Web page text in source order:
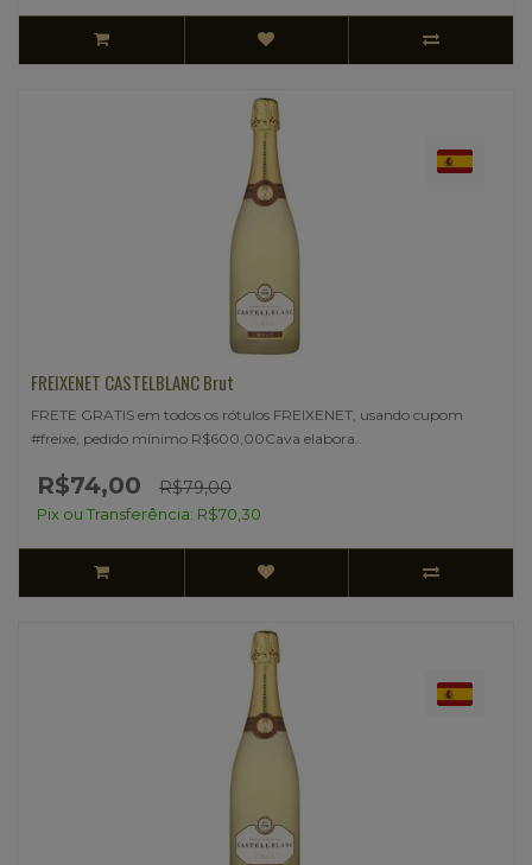
FREIXENET CASTELBLANC Brut
FRETE GRATIS em todos os rótulos FREIXENET, usando cupom
#freixe, pedido mínimo R$600,00Cava elabora..
R$74,00 R$79,00
Pix ou Transferência: R$70,30